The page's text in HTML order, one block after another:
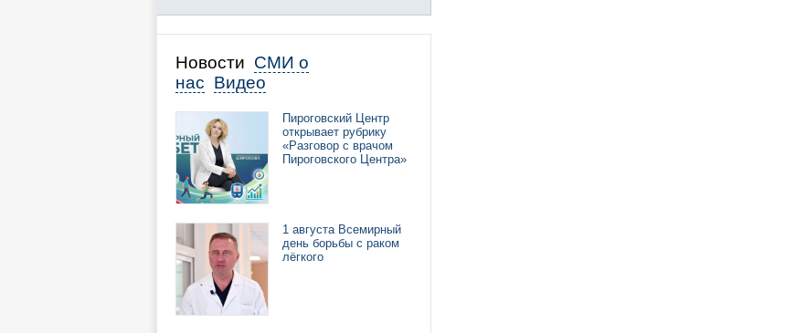
Новости СМИ о
нас Видео
Пироговский Центр
открывает рубрику
«Разговор с врачом
Пироговского Центра»
1 августа Всемирный
день борьбы с раком
лёгкого